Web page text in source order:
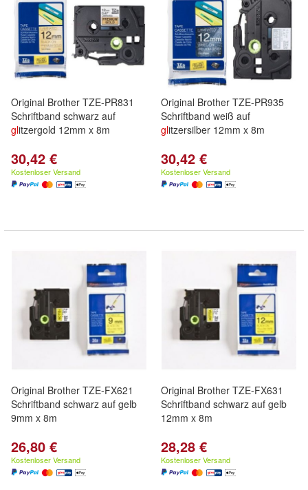
Original Brother TZE-PR831
Schriftband schwarz auf
glitzergold 12mm x 8m
30,42 €
Kostenloser Versand
Original Brother TZE-PR935
Schriftband weiß auf
glitzersilber 12mm x 8m
30,42 €
Kostenloser Versand
Original Brother TZE-FX621
Schriftband schwarz auf gelb
9mm x 8m
26,80 €
Kostenloser Versand
Original Brother TZE-FX631
Schriftband schwarz auf gelb
12mm x 8m
28,28 €
Kostenloser Versand